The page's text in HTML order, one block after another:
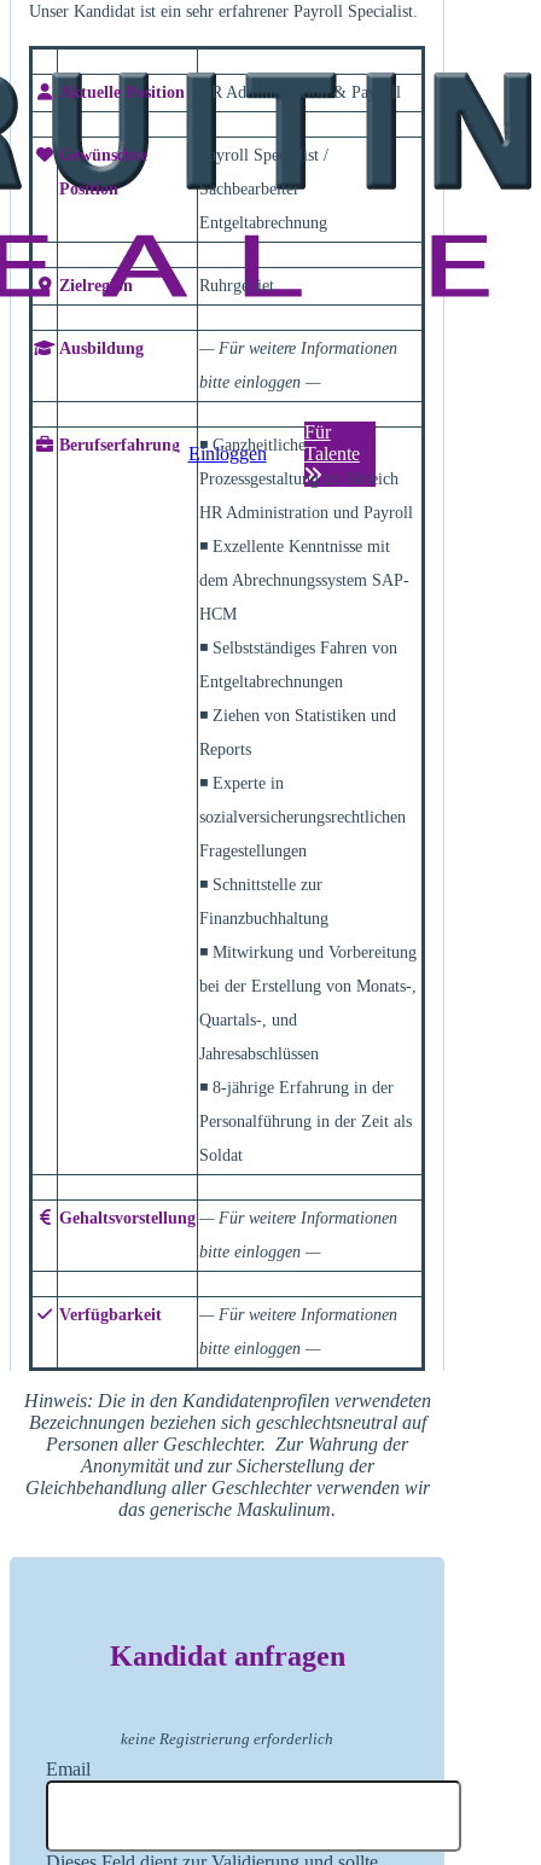
Einloggen
Für
Talente
Unser Kandidat ist ein sehr erfahrener Payroll Specialist.
Aktuelle Position HR Administration & Payroll
Gewünschte
Position
Payroll Specialist /
Sachbearbeiter
Entgeltabrechnung
Zielregion Ruhrgebiet
Ausbildung
— Für weitere Informationen
bitte einloggen —
Berufserfahrung
◾ Ganzheitliche
Prozessgestaltung im Bereich
HR Administration und Payroll
◾ Exzellente Kenntnisse mit
dem Abrechnungssystem SAP-
HCM
◾ Selbstständiges Fahren von
Entgeltabrechnungen
◾ Ziehen von Statistiken und
Reports
◾ Experte in
sozialversicherungsrechtlichen
Fragestellungen
◾ Schnittstelle zur
Finanzbuchhaltung
◾ Mitwirkung und Vorbereitung
bei der Erstellung von Monats-,
Quartals-, und
Jahresabschlüssen
◾ 8-jährige Erfahrung in der
Personalführung in der Zeit als
Soldat
Gehaltsvorstellung — Für weitere Informationen
bitte einloggen —
Verfügbarkeit
— Für weitere Informationen
bitte einloggen —
Hinweis: Die in den Kandidatenprofilen verwendeten
Bezeichnungen beziehen sich geschlechtsneutral auf
Personen aller Geschlechter. Zur Wahrung der
Anonymität und zur Sicherstellung der
Gleichbehandlung aller Geschlechter verwenden wir
das generische Maskulinum.
Kandidat anfragen
keine Registrierung erforderlich
Email